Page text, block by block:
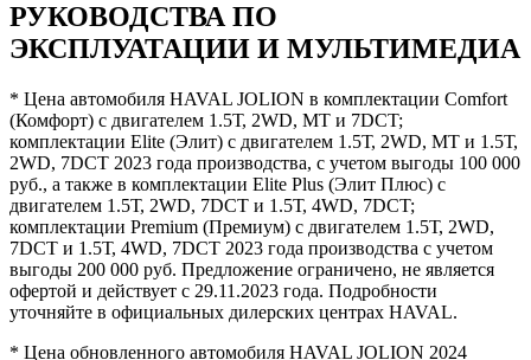
РУКОВОДСТВА ПО
ЭКСПЛУАТАЦИИ И МУЛЬТИМЕДИА
* Цена автомобиля HAVAL JOLION в комплектации Comfort
(Комфорт) с двигателем 1.5Т, 2WD, MT и 7DCT;
комплектации Elite (Элит) с двигателем 1.5Т, 2WD, MT и 1.5Т,
2WD, 7DCT 2023 года производства, с учетом выгоды 100 000
руб., а также в комплектации Elite Plus (Элит Плюс) с
двигателем 1.5Т, 2WD, 7DCT и 1.5Т, 4WD, 7DCT;
комплектации Premium (Премиум) с двигателем 1.5Т, 2WD,
7DCT и 1.5Т, 4WD, 7DCT 2023 года производства с учетом
выгоды 200 000 руб. Предложение ограничено, не является
офертой и действует с 29.11.2023 года. Подробности
уточняйте в официальных дилерских центрах HAVAL.
* Цена обновленного автомобиля HAVAL JOLION 2024